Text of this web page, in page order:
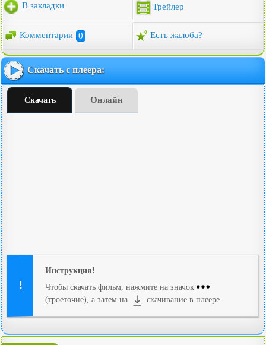
В закладки Трейлер
Комментарии 0 Есть жалоба?
Скачать с плеера:
Скачать Онлайн
Инструкция!
Чтобы скачать фильм, нажмите на значок
(троеточие), а затем на
скачивание в плеере.